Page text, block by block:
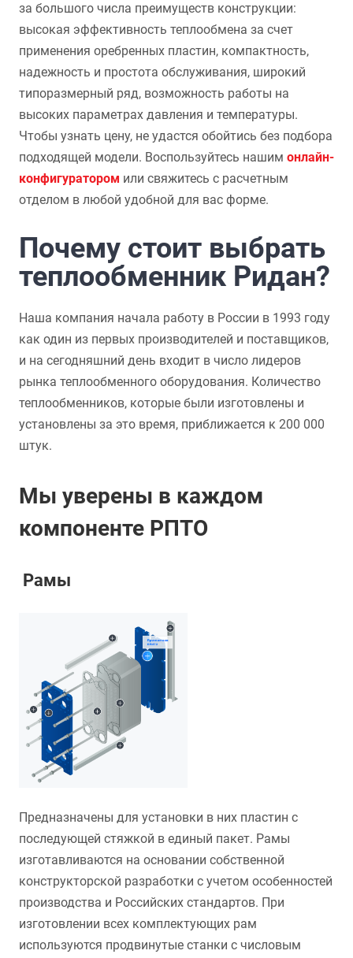
за большого числа преимуществ конструкции:
высокая эффективность теплообмена за счет
применения оребренных пластин, компактность,
надежность и простота обслуживания, широкий
типоразмерный ряд, возможность работы на
высоких параметрах давления и температуры.
Чтобы узнать цену, не удастся обойтись без подбора
подходящей модели. Воспользуйтесь нашим онлайн-
конфигуратором или свяжитесь с расчетным
отделом в любой удобной для вас форме.
Почему стоит выбрать
теплообменник Ридан?
Наша компания начала работу в России в 1993 году
как один из первых производителей и поставщиков,
и на сегодняшний день входит в число лидеров
рынка теплообменного оборудования. Количество
теплообменников, которые были изготовлены и
установлены за это время, приближается к 200 000
штук.
Мы уверены в каждом
компоненте РПТО
Рамы
Предназначены для установки в них пластин с
последующей стяжкой в единый пакет. Рамы
изготавливаются на основании собственной
конструкторской разработки с учетом особенностей
производства и Российских стандартов. При
изготовлении всех комплектующих рам
используются продвинутые станки с числовым